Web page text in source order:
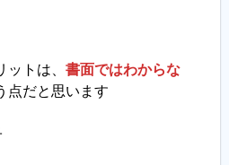
トは、 書面ではわからな
点だと思います